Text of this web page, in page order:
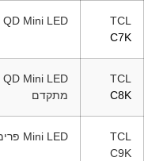
TCL
C7K
QD Mini LED
TCL
C8K
QD Mini LED
מתקדם
TCL
C9K
Mini LED פרימיום